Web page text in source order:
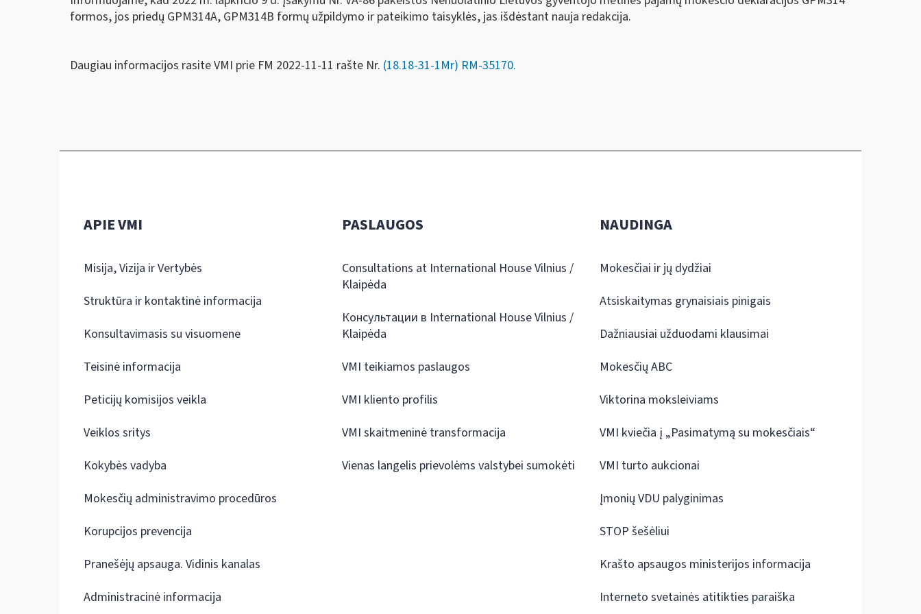
formos, jos priedų GPM314A, GPM314B formų užpildymo ir pateikimo taisyklės, jas išdėstant nauja redakcija.
Daugiau informacijos rasite VMI prie FM 2022-11-11 rašte Nr. (18.18-31-1Mr) RM-35170.
APIE VMI
Misija, Vizija ir Vertybės
Struktūra ir kontaktinė informacija
Konsultavimasis su visuomene
Teisinė informacija
Peticijų komisijos veikla
Veiklos sritys
Kokybės vadyba
Mokesčių administravimo procedūros
Korupcijos prevencija
Pranešėjų apsauga. Vidinis kanalas
Administracinė informacija
PASLAUGOS
Consultations at International House Vilnius /
Klaipėda
Консультации в International House Vilnius /
Klaipėda
VMI teikiamos paslaugos
VMI kliento profilis
VMI skaitmeninė transformacija
Vienas langelis prievolėms valstybei sumokėti
NAUDINGA
Mokesčiai ir jų dydžiai
Atsiskaitymas grynaisiais pinigais
Dažniausiai užduodami klausimai
Mokesčių ABC
Viktorina moksleiviams
VMI kviečia į „Pasimatymą su mokesčiais“
VMI turto aukcionai
Įmonių VDU palyginimas
STOP šešėliui
Krašto apsaugos ministerijos informacija
Interneto svetainės atitikties paraiška